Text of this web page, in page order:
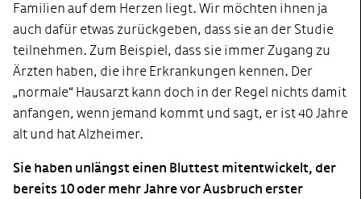
Familien auf dem Herzen liegt. Wir möchten ihnen ja
auch dafür etwas zurückgeben, dass sie an der Studie
teilnehmen. Zum Beispiel, dass sie immer Zugang zu
Ärzten haben, die ihre Erkrankungen kennen. Der
„normale“ Hausarzt kann doch in der Regel nichts damit
anfangen, wenn jemand kommt und sagt, er ist 40 Jahre
alt und hat Alzheimer.
Sie haben unlängst einen Bluttest mitentwickelt, der
bereits 10 oder mehr Jahre vor Ausbruch erster